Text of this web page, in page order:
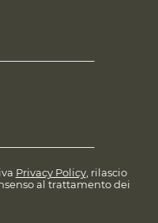
Privacy Policy, rilascio
al trattamento dei